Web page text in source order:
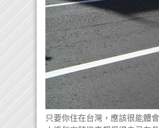
只要你住在台灣，應該很能體